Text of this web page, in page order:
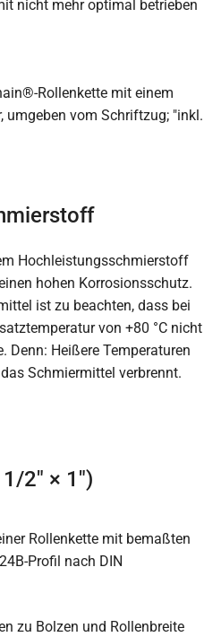
nicht mehr optimal betrieben
Hochleistungsschmierstoff
hohen Korrosionsschutz.
ist zu beachten, dass bei
von +80 °C nicht
Denn: Heißere Temperaturen
Schmiermittel verbrennt.
2″ × 1″)
zu Bolzen und Rollenbreite